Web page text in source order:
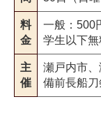
料
金
一般：500
学生以下無
主
催
瀬戸内市、
備前長船